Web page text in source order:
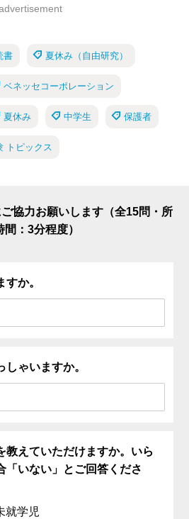
書 夏休み（自由研究）
ベネッセコーポレーション
夏休み 中学生 保護者
トピックス
協力お願いします（全15問・所
間：3分程度）
か。
しゃいますか。
教えていただけますか。いら
「いない」とご回答くださ
就学児